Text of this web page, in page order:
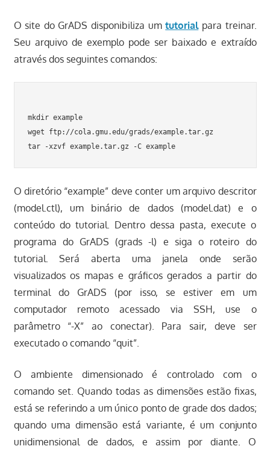
O site do GrADS disponibiliza umtutorialpara treinar.
Seu arquivo de exemplo pode ser baixado e extraído
através dos seguintes comandos:
mkdir example
wget ftp://cola.gmu.edu/grads/example.tar.gz
O diretório “example” deve conter um arquivo descritor
(model.ctl), um binário de dados (model.dat) e o
conteúdo do tutorial. Dentro dessa pasta, execute o
programa do GrADS (grads -l) e siga o roteiro do
tutorial. Será aberta uma janela onde serão
visualizados os mapas e gráficos gerados a partir do
terminal do GrADS (por isso, se estiver em um
computador remoto acessado via SSH, use o
parâmetro “-X” ao conectar). Para sair, deve ser
executado o comando “quit”.
O ambiente dimensionado é controlado com o
comando set. Quando todas as dimensões estão fixas,
está se referindo a um único ponto de grade dos dados;
quando uma dimensão está variante, é um conjunto
unidimensional de dados, e assim por diante. O